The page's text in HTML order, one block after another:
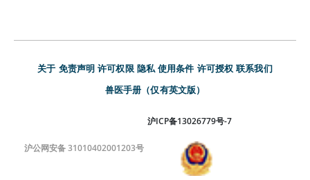
关于 免责声明 许可权限 隐私 使用条件 许可授权 联系我们
兽医手册（仅有英文版）
沪ICP备13026779号-7
沪公网安备 31010402001203号